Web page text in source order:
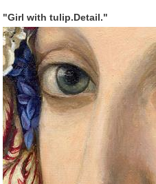
Fokus-Werke
Neue Werke – Auswahl
Alle neuen Werke
"Girl with tulip.Detail."